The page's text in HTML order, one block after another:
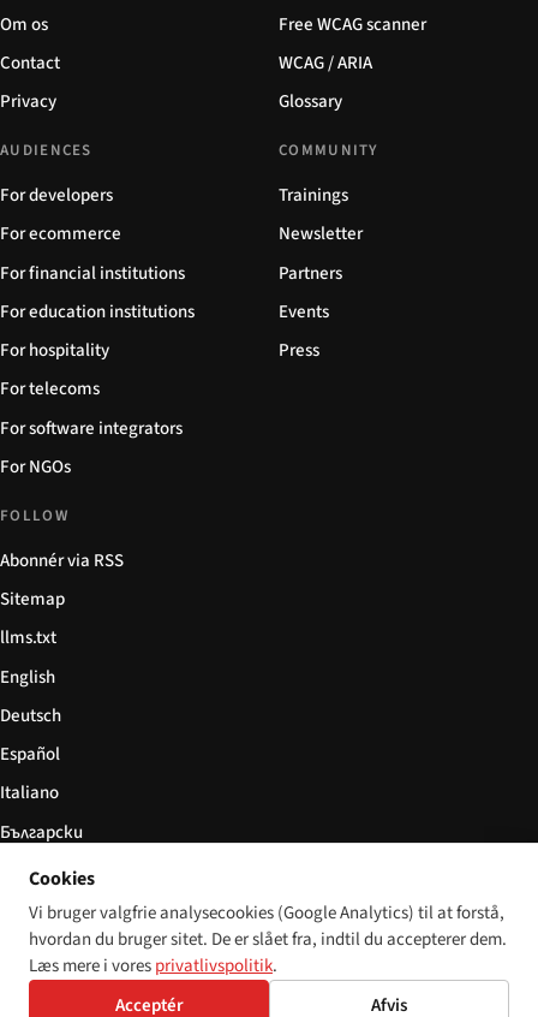
Om os
Contact
Privacy
Free WCAG scanner
WCAG / ARIA
Glossary
AUDIENCES
For developers
For ecommerce
For financial institutions
For education institutions
For hospitality
For telecoms
For software integrators
For NGOs
COMMUNITY
Trainings
Newsletter
Partners
Events
Press
FOLLOW
Abonnér via RSS
Sitemap
llms.txt
English
Deutsch
Español
Italiano
Български
简体中文
© 2026 Disability World. Alle rettigheder forbeholdes. Cookie settings
DeutschEspañol 简体中文Polski
Cookies
Vi bruger valgfrie analysecookies (Google Analytics) til at forstå,
hvordan du bruger sitet. De er slået fra, indtil du accepterer dem.
Læs mere i voresprivatlivspolitik.
Acceptér
Afvis